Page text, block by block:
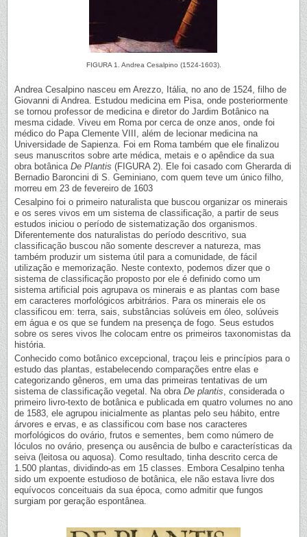
FIGURA 1. Andrea Cesalpino (1524-1603).
Andrea Cesalpino nasceu em Arezzo, Itália, no ano de 1524, filho de
Giovanni di Andrea. Estudou medicina em Pisa, onde posteriormente
se tornou professor de medicina e diretor do Jardim Botânico na
mesma cidade. Viveu em Roma por cerca de onze anos, onde foi
médico do Papa Clemente VIII, além de lecionar medicina na
Universidade de Sapienza. Foi em Roma também que ele finalizou
seus manuscritos sobre arte médica, metais e o apêndice da sua
obra botânica De Plantis (FIGURA 2). Ele foi casado com Gherarda di
Bernadio Baroncini di S. Geminiano, com quem teve um único filho,
morreu em 23 de fevereiro de 1603
Cesalpino foi o primeiro naturalista que buscou organizar os minerais
e os seres vivos em um sistema de classificação, a partir de seus
estudos iniciou o período de sistematização dos organismos.
Diferentemente dos naturalistas do período descritivo, sua
classificação buscou não somente descrever a natureza, mas
também produzir um sistema útil para a comunidade, de fácil
utilização e memorização. Neste contexto, podemos dizer que o
sistema de classificação proposto por ele é definido como um
sistema artificial pois agrupava os minerais e as plantas com base
em caracteres morfológicos arbitrários. Para os minerais ele os
classificou em: terra, sais, substâncias solúveis em óleo, solúveis
em água e os que se fundem na presença de fogo. Seus estudos
sobre os seres vivos lhe colocam entre os primeiros taxonomistas da
história.
Conhecido como botânico excepcional, traçou leis e princípios para o
estudo das plantas, estabelecendo comparações entre elas e
categorizando gêneros, em uma das primeiras tentativas de um
sistema de classificação vegetal. Na obra De plantis, considerada o
primeiro livro-texto de botânica e publicada em quatro volumes no ano
de 1583, ele agrupou inicialmente as plantas pelo seu hábito, entre
árvores e ervas, e as classificou com base nos caracteres
morfológicos do ovário, frutos e sementes, bem como número de
lóculos no ovário, presença ou ausência de bulbo e características da
seiva (leitosa ou aquosa). Como resultado, tinha descrito cerca de
1.500 plantas, dividindo-as em 15 classes. Embora Cesalpino tenha
sido um expoente estudioso de botânica, ele não estava livre dos
equívocos conceituais da sua época, como admitir que fungos
surgiam por geração espontânea.